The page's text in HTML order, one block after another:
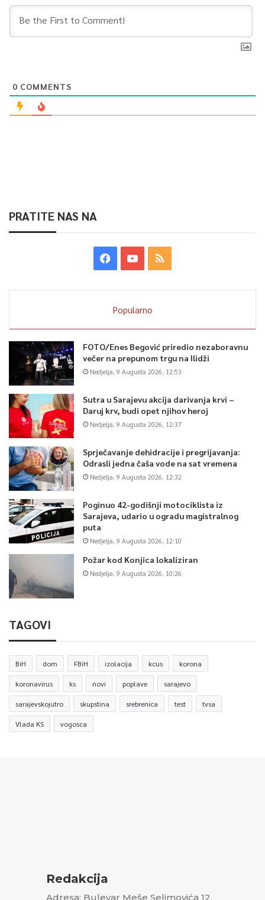
0 COMMENTS
PRATITE NAS NA
Popularno
FOTO/Enes Begović priredio nezaboravnu
večer na prepunom trgu na Ilidži
Nedjelja, 9 Augusta 2026, 12:53
Sutra u Sarajevu akcija darivanja krvi –
Daruj krv, budi opet njihov heroj
Nedjelja, 9 Augusta 2026, 12:37
Sprječavanje dehidracije i pregrijavanja:
Odrasli jedna čaša vode na sat vremena
Nedjelja, 9 Augusta 2026, 12:32
Poginuo 42-godišnji motociklista iz
Sarajeva, udario u ogradu magistralnog
puta
Nedjelja, 9 Augusta 2026, 12:10
Požar kod Konjica lokaliziran
Nedjelja, 9 Augusta 2026, 10:26
TAGOVI
BiH dom FBiH izolacija kcus korona
koronavirus ks novi poplave sarajevo
sarajevskojutro skupstina srebrenica test tvsa
Vlada KS vogosca
Redakcija
Adresa: Bulevar Meše Selimovića 12,